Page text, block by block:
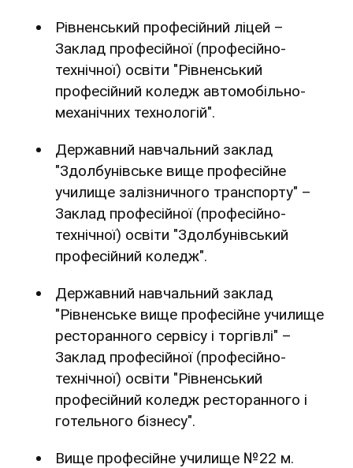
Рівненський професійний ліцей –
Заклад професійної (професійно-
технічної) освіти "Рівненський
професійний коледж автомобільно-
механічних технологій".
Державний навчальний заклад
"Здолбунівське вище професійне
училище залізничного транспорту" –
Заклад професійної (професійно-
технічної) освіти "Здолбунівський
професійний коледж".
Державний навчальний заклад
"Рівненське вище професійне училище
ресторанного сервісу і торгівлі" –
Заклад професійної (професійно-
технічної) освіти "Рівненський
професійний коледж ресторанного і
готельного бізнесу".
Вище професійне училище №22 м.